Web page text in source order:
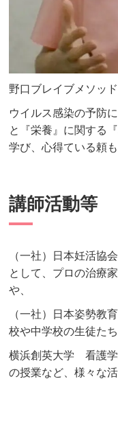
野口ブレイブメソッ
ウイルス感染の予防
と『栄養』に関する
学び、心得ている頼
講師活動等
（一社）日本妊活協
として、プロの治療
や、
（一社）日本姿勢教
校や中学校の生徒たち
横浜創英大学 看護
の授業など、様々な